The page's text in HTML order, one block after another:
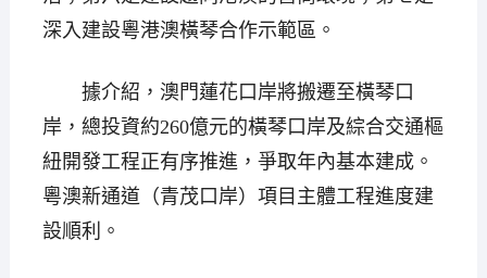
深入建設粵港澳橫琴合作示範區。
據介紹，澳門蓮花口岸將搬遷至橫琴口
岸，總投資約260億元的橫琴口岸及綜合交通樞
紐開發工程正有序推進，爭取年內基本建成。
粵澳新通道（青茂口岸）項目主體工程進度建
設順利。